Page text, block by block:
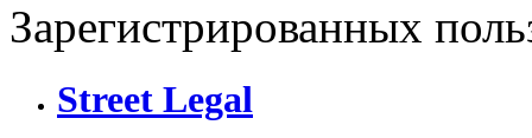
Зарегистрированных
Street Legal